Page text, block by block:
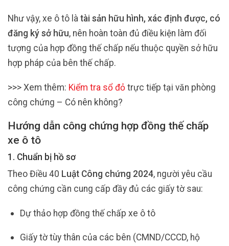
Như vậy, xe ô tô là tài sản hữu hình, xác định được, có
đăng ký sở hữu, nên hoàn toàn đủ điều kiện làm đối
tượng của hợp đồng thế chấp nếu thuộc quyền sở hữu
hợp pháp của bên thế chấp.
>>> Xem thêm: Kiểm tra sổ đỏ trực tiếp tại văn phòng
công chứng – Có nên không?
Hướng dẫn công chứng hợp đồng thế chấp
xe ô tô
1. Chuẩn bị hồ sơ
Theo Điều 40 Luật Công chứng 2024, người yêu cầu
công chứng cần cung cấp đầy đủ các giấy tờ sau:
Dự thảo hợp đồng thế chấp xe ô tô
Giấy tờ tùy thân của các bên (CMND/CCCD, hộ